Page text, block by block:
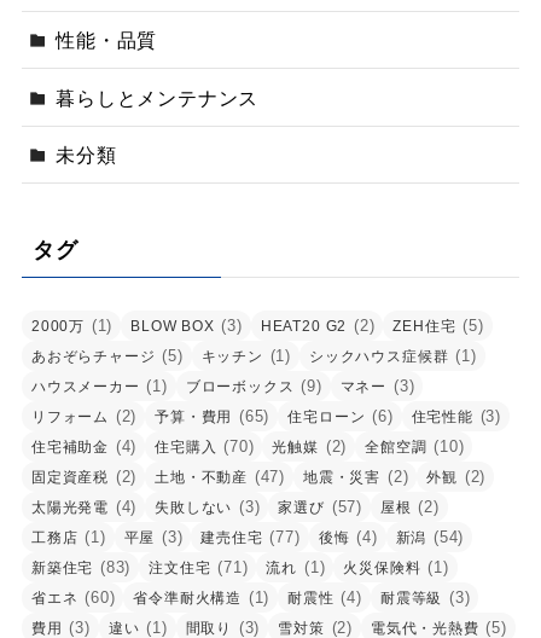
性能・品質
暮らしとメンテナンス
未分類
タグ
2000万 (1) BLOW BOX (3) HEAT20 G2 (2) ZEH住宅 (5)
あおぞらチャージ (5) キッチン (1) シックハウス症候群 (1)
ハウスメーカー (1) ブローボックス (9) マネー (3)
リフォーム (2) 予算・費用 (65) 住宅ローン (6) 住宅性能 (3)
住宅補助金 (4) 住宅購入 (70) 光触媒 (2) 全館空調 (10)
固定資産税 (2) 土地・不動産 (47) 地震・災害 (2) 外観 (2)
太陽光発電 (4) 失敗しない (3) 家選び (57) 屋根 (2)
工務店 (1) 平屋 (3) 建売住宅 (77) 後悔 (4) 新潟 (54)
新築住宅 (83) 注文住宅 (71) 流れ (1) 火災保険料 (1)
省エネ (60) 省令準耐火構造 (1) 耐震性 (4) 耐震等級 (3)
費用 (3) 違い (1) 間取り (3) 雪対策 (2) 電気代・光熱費 (5)